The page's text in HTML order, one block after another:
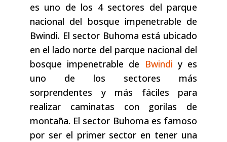
es uno de los 4 sectores del parque
nacional del bosque impenetrable de
Bwindi. El sector Buhoma está ubicado
en el lado norte del parque nacional del
bosque impenetrable de Bwindi y es
uno de los sectores más
sorprendentes y más fáciles para
realizar caminatas con gorilas de
montaña. El sector Buhoma es famoso
por ser el primer sector en tener una